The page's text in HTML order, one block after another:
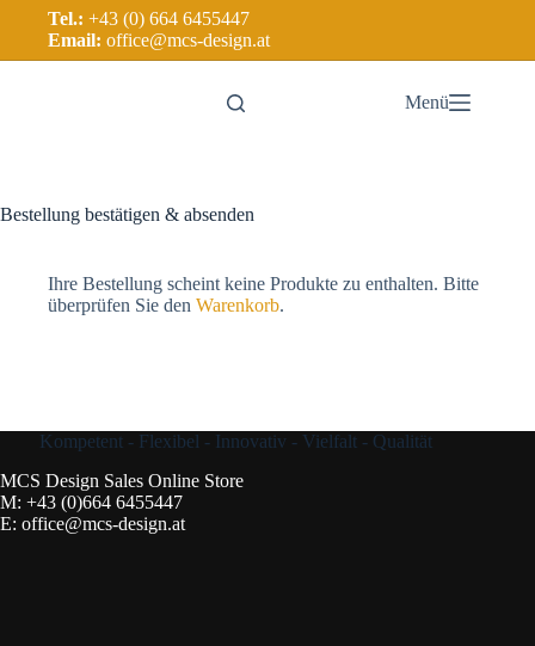
Tel.: +43 (0) 664 6455447
Email: office@mcs-design.at
Menü
Bestellung bestätigen & absenden
Ihre Bestellung scheint keine Produkte zu enthalten. Bitte
überprüfen Sie den Warenkorb.
Kompetent - Flexibel - Innovativ - Vielfalt - Qualität
MCS Design Sales Online Store
M: +43 (0)664 6455447
E: office@mcs-design.at